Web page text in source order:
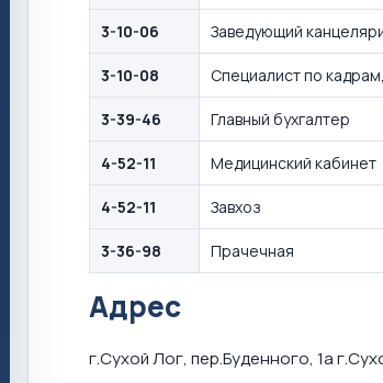
3-10-06 Заведующий
3-10-08 Специалист по
3-39-46 Главный бухгалтер
4-52-11 Медицинский кабинет
4-52-11 Завхоз
3-36-98 Прачечная
Адрес
г.Сухой Лог, пер.Буденного, 1а